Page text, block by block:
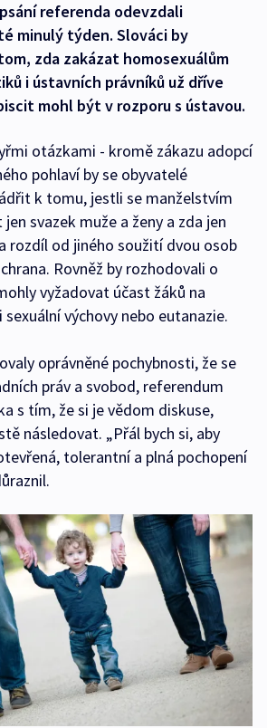
referenda odevzdali
minulý týden. Slováci by
zda zakázat homosexuálům
i ústavních právníků už dříve
mohl být v rozporu s ústavou.
otázkami - kromě zákazu adopcí
pohlaví by se obyvatelé
k tomu, jestli se manželstvím
svazek muže a ženy a zda jen
rozdíl od jiného soužití dvou osob
Rovněž by rozhodovali o
vyžadovat účast žáků na
výchovy nebo eutanazie.
oprávněné pochybnosti, že se
práv a svobod, referendum
s tím, že si je vědom diskuse,
následovat. „Přál bych si, aby
tolerantní a plná pochopení